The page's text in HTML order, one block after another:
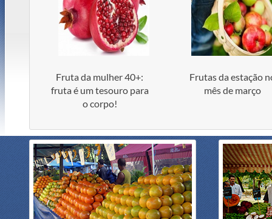
Fruta da mulher 40+:
fruta é um tesouro para
o corpo!
Frutas da estação
mês de março